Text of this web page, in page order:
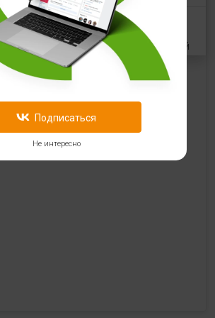
"Виктория Плаза"
проспект, 70, корп.1, цокольный
"Эльдорадо"
ТРЦ "Ковров-Молл"
7а, второй этаж, слева от
Подписаться
Не интересно